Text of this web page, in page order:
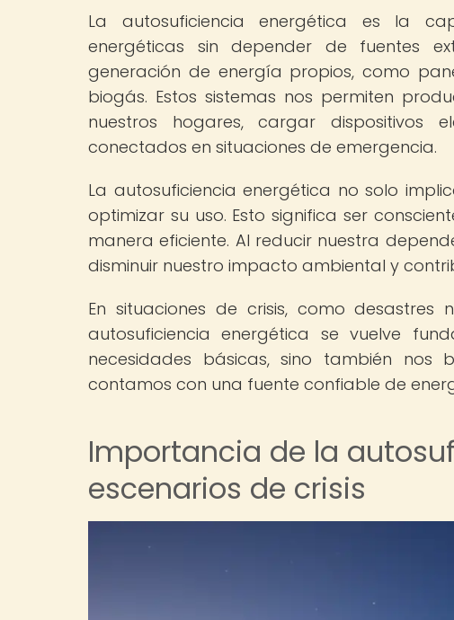
La autosuficiencia energética es la
energéticas sin depender de fuentes
generación de energía propios, como
biogás. Estos sistemas nos permiten
nuestros hogares, cargar dispositivos
conectados en situaciones de emergencia.
La autosuficiencia energética no solo
optimizar su uso. Esto significa ser
manera eficiente. Al reducir nuestra
disminuir nuestro impacto ambiental y
En situaciones de crisis, como
autosuficiencia energética se vuelve
necesidades básicas, sino también
contamos con una fuente confiable de
Importancia de la
escenarios de crisis